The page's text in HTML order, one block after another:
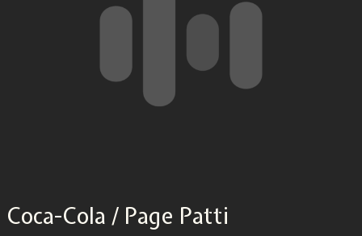
Coca-Cola / Page Patti